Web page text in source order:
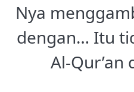
Nya
dengan… Itu
Al-Qur’an